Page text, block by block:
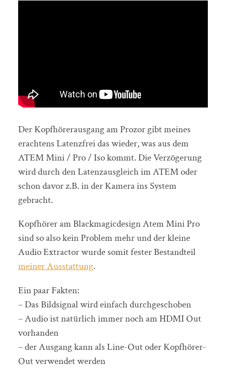
Der Kopfhörerausgang am Prozor gibt meines
erachtens Latenzfrei das wieder, was aus dem
ATEM Mini / Pro / Iso kommt. Die Verzögerung
wird durch den Latenzausgleich im ATEM oder
schon davor z.B. in der Kamera ins System
gebracht.
Kopfhörer am Blackmagicdesign Atem Mini Pro
sind so also kein Problem mehr und der kleine
Audio Extractor wurde somit fester Bestandteil
meiner Ausstattung.
Ein paar Fakten:
– Das Bildsignal wird einfach durchgeschoben
– Audio ist natürlich immer noch am HDMI Out
vorhanden
– der Ausgang kann als Line-Out oder Kopfhörer-
Out verwendet werden